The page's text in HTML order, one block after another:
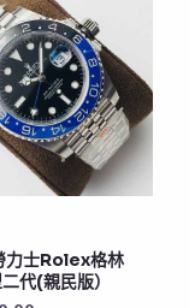
力士Rolex格林
代(親民版）